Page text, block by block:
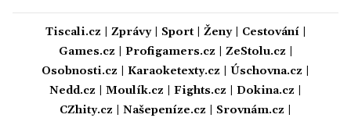
Tiscali.cz Zprávy| Sport| Ženy| Cestování|
Games.cz
Profigamers.cz ZeStolu.cz
Osobnosti.cz
Karaoketexty.cz Úschovna.cz
Nedd.cz
Moulík.cz Fights.cz Dokina.cz
CZhity.cz
Našepeníze.cz Srovnám.cz